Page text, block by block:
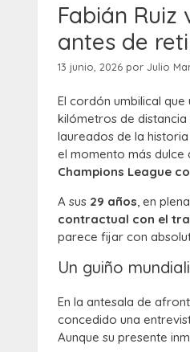
Fabián
antes de
13 junio, 2026 por Julio
El cordón umbilical que
kilómetros de
laureados de la
el momento más
Champions League
A sus 29 años, en
contractual con el
parece fijar con
Un guiño
En la antesala de
concedido una
Aunque su presente